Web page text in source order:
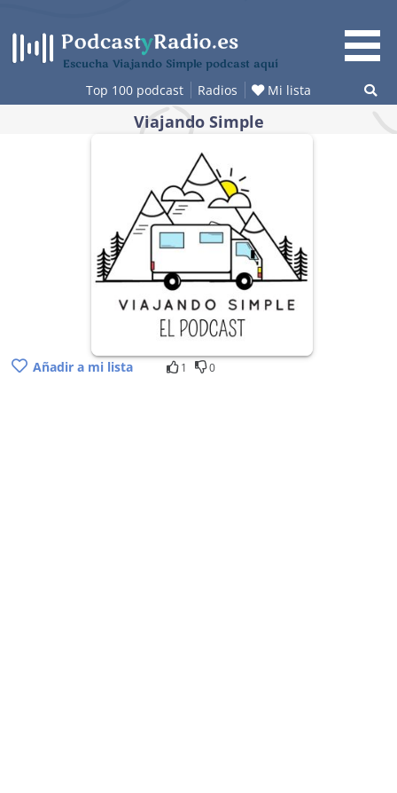
contenido
Escucha Viajando Simple podcast aquí
Top 100 podcast Radios Mi lista
Viajando Simple
Añadir a mi lista 1 0